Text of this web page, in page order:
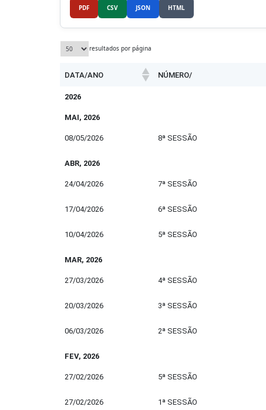
PDF CSV JSON HTML
resultados por página
DATA/ANO NÚMERO/
DATA/ANO
2026
MAI, 2026
08/05/2026 8ª SESSÃO
ABR, 2026
24/04/2026 7ª SESSÃO
17/04/2026 6ª SESSÃO
10/04/2026 5ª SESSÃO
MAR, 2026
27/03/2026 4ª SESSÃO
20/03/2026 3ª SESSÃO
06/03/2026 2ª SESSÃO
FEV, 2026
27/02/2026 5ª SESSÃO
27/02/2026 1ª SESSÃO